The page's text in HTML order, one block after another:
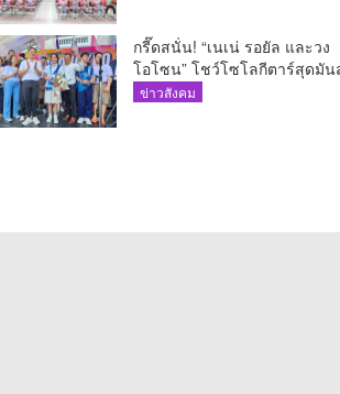
กรี๊ดสนั่น! “เนเน่ รอยัล และวง
โอโซน” โชว์โซโลกีตาร์สุดมัน
นักเรียนสตรีภูเก็ตนั่งไม่ติด ทั้งเต้
ข่าวสังคม